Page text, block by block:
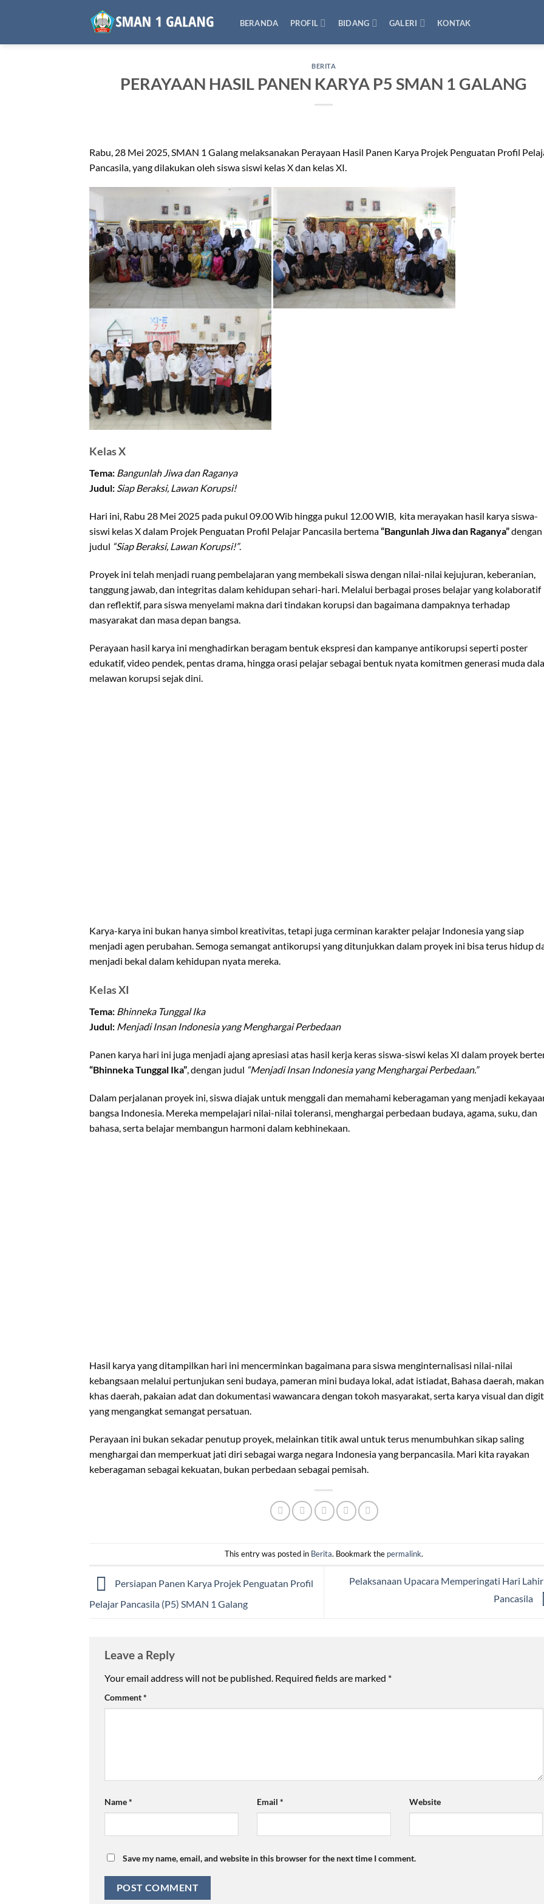
BERANDA PROFIL BIDANG GALERI KONTAK
BERITA
PERAYAAN HASIL PANEN KARYA P5 SMAN 1 GALANG
Rabu, 28 Mei 2025, SMAN 1 Galang melaksanakan Perayaan Hasil Panen Karya Projek Penguatan Profil
Pancasila, yang dilakukan oleh siswa siswi kelas X dan kelas XI.
Kelas X
Tema: Bangunlah Jiwa dan Raganya
Judul: Siap Beraksi, Lawan Korupsi!
Hari ini, Rabu 28 Mei 2025 pada pukul 09.00 Wib hingga pukul 12.00 WIB, kita merayakan hasil karya siswa-
siswi kelas X dalam Projek Penguatan Profil Pelajar Pancasila bertema“Bangunlah Jiwa dan Raganya”dengan
judul “Siap Beraksi, Lawan Korupsi!”.
Proyek ini telah menjadi ruang pembelajaran yang membekali siswa dengan nilai-nilai kejujuran, keberanian,
tanggung jawab, dan integritas dalam kehidupan sehari-hari. Melalui berbagai proses belajar yang kolaboratif
dan reflektif, para siswa menyelami makna dari tindakan korupsi dan bagaimana dampaknya terhadap
masyarakat dan masa depan bangsa.
Perayaan hasil karya ini menghadirkan beragam bentuk ekspresi dan kampanye antikorupsi seperti poster
edukatif, video pendek, pentas drama, hingga orasi pelajar sebagai bentuk nyata komitmen generasi muda
melawan korupsi sejak dini.
Karya-karya ini bukan hanya simbol kreativitas, tetapi juga cerminan karakter pelajar Indonesia yang siap
menjadi agen perubahan. Semoga semangat antikorupsi yang ditunjukkan dalam proyek ini bisa terus hidup
menjadi bekal dalam kehidupan nyata mereka.
Kelas XI
Tema: Bhinneka Tunggal Ika
Judul: Menjadi Insan Indonesia yang Menghargai Perbedaan
Panen karya hari ini juga menjadi ajang apresiasi atas hasil kerja keras siswa-siswi kelas XI dalam proyek
“Bhinneka Tunggal Ika” , dengan judul “Menjadi Insan Indonesia yang Menghargai Perbedaan.”
Dalam perjalanan proyek ini, siswa diajak untuk menggali dan memahami keberagaman yang menjadi
bangsa Indonesia. Mereka mempelajari nilai-nilai toleransi, menghargai perbedaan budaya, agama, suku, dan
bahasa, serta belajar membangun harmoni dalam kebhinekaan.
Hasil karya yang ditampilkan hari ini mencerminkan bagaimana para siswa menginternalisasi nilai-nilai
kebangsaan melalui pertunjukan seni budaya, pameran mini budaya lokal, adat istiadat, Bahasa daerah,
khas daerah, pakaian adat dan dokumentasi wawancara dengan tokoh masyarakat, serta karya visual dan
yang mengangkat semangat persatuan.
Perayaan ini bukan sekadar penutup proyek, melainkan titik awal untuk terus menumbuhkan sikap saling
menghargai dan memperkuat jati diri sebagai warga negara Indonesia yang berpancasila. Mari kita rayakan
keberagaman sebagai kekuatan, bukan perbedaan sebagai pemisah.
This entry was posted in Berita. Bookmark the permalink.
Persiapan Panen Karya Projek Penguatan Profil
Pelajar Pancasila (P5) SMAN 1 Galang
Pelaksanaan Upacara Memperingati Hari
Pancasila
Leave a Reply
Your email address will not be published. Required fields are marked *
Comment*
Name* Email * Website
Save my name, email, and website in this browser for the next time I comment.